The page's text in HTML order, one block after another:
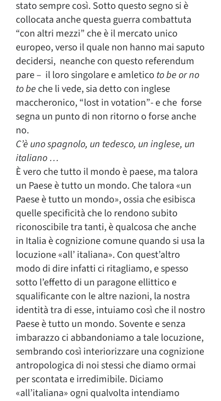
stato sempre così. Sotto questo segno si è
collocata anche questa guerra combattuta
“con altri mezzi” che è il mercato unico
europeo, verso il quale non hanno mai saputo
decidersi, neanche con questo referendum
pare – il loro singolare e amletico to be or no
to be che li vede, sia detto con inglese
maccheronico, “lost in votation”- e che forse
segna un punto di non ritorno o forse anche
no.
C’è uno spagnolo, un tedesco, un inglese, un
italiano …
È vero che tutto il mondo è paese, ma talora
un Paese è tutto un mondo. Che talora «un
Paese è tutto un mondo», ossia che esibisca
quelle specificità che lo rendono subito
riconoscibile tra tanti, è qualcosa che anche
in Italia è cognizione comune quando si usa la
locuzione «all’ italiana». Con quest’altro
modo di dire infatti ci ritagliamo, e spesso
sotto l’effetto di un paragone ellittico e
squalificante con le altre nazioni, la nostra
identità tra di esse, intuiamo così che il nostro
Paese è tutto un mondo. Sovente e senza
imbarazzo ci abbandoniamo a tale locuzione,
sembrando così interiorizzare una cognizione
antropologica di noi stessi che diamo ormai
per scontata e irredimibile. Diciamo
«all’italiana» ogni qualvolta intendiamo